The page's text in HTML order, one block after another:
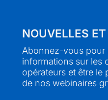
NOUVELLES
Abonnez-vous pour
informations sur les
opérateurs et être le
de nos webinaires